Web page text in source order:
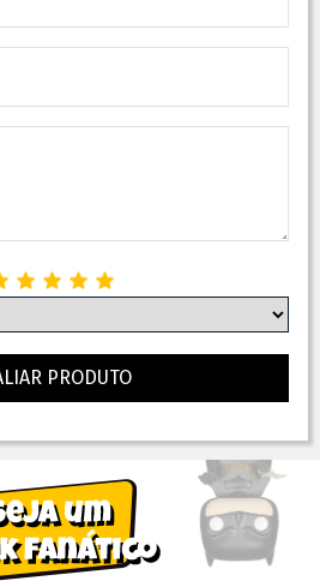
PRODUTO